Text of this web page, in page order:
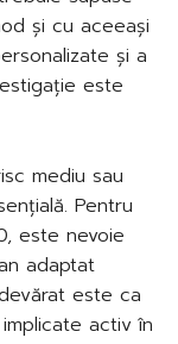
și cu aceeași
și a
este
mediu sau
Pentru
este nevoie
adaptat
este ca
activ în